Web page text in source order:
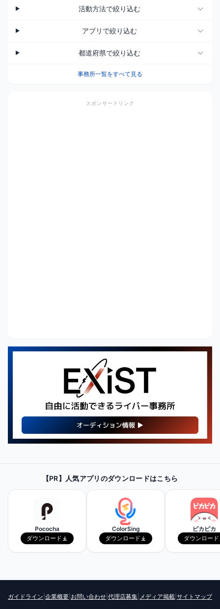
活動方法で絞り込む
アプリで絞り込む
都道府県で絞り込む
事務所一覧をすべて見る
スポンサードリンク
最新・人気の配信機材情報を
チェックしてみよう！
Amazonで見てみる
【PR】人気アプリのダウンロードはこちら
Pococha
ダウンロード
ColorSing
ダウンロード
ピカピカ
ダウンロード
ガイドライン 企業概要 お問い合わせ 代理店募集 メディア掲載 サイトマップ